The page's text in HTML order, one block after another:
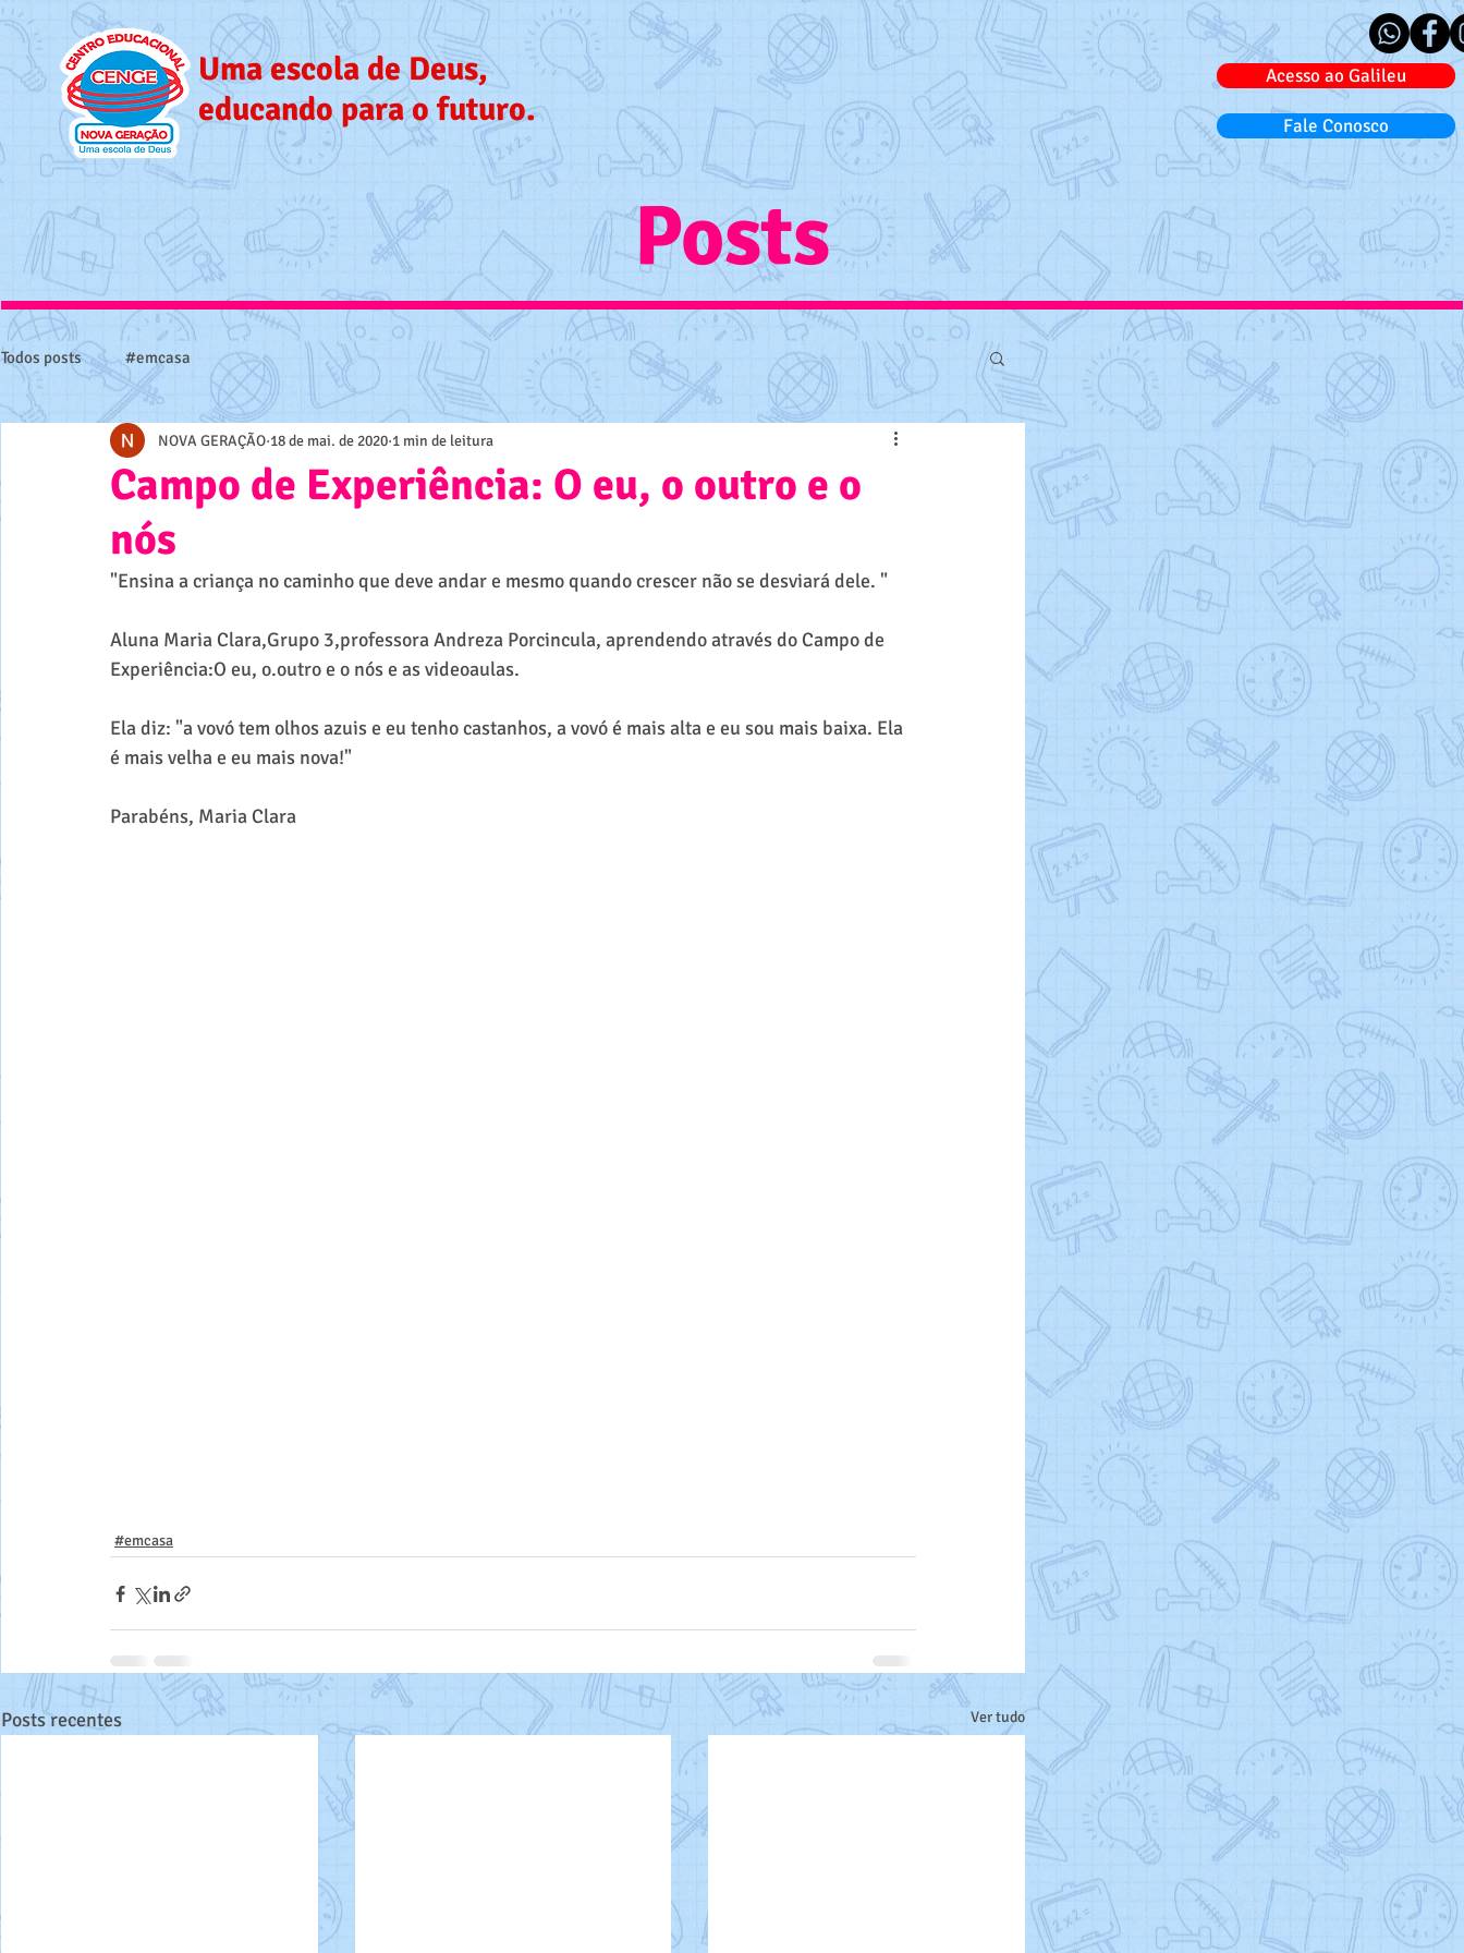
Uma escola de Deus,
educando para o futuro.
Acesso ao Galileu
Fale Conosco
Posts
Todos posts #emcasa
Campo de Experiência: O eu, o outro e o
nós
NOVA GERAÇÃO 18 de mai. de 2020 1 min de leitura
"Ensina a criança no caminho que deve andar e mesmo quando crescer não se desviará dele. "
Aluna Maria Clara,Grupo 3,professora Andreza Porcincula, aprendendo através do Campo de
Experiência:O eu, o.outro e o nós e as videoaulas.
Ela diz: "a vovó tem olhos azuis e eu tenho castanhos, a vovó é mais alta e eu sou mais baixa. Ela
é mais velha e eu mais nova!"
Parabéns, Maria Clara
#emcasa
Posts recentes Ver tudo